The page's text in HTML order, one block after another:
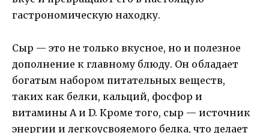
гастрономическую находку.
Сыр — это не только вкусное, но и полезное
дополнение к главному блюду. Он обладает
богатым набором питательных веществ,
таких как белки, кальций, фосфор и
витамины А и D. Кроме того, сыр — источник
энергии и легкоусвояемого белка, что делает